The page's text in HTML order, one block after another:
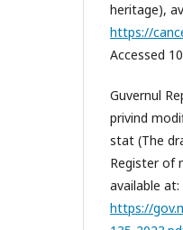
heritage),
https://
Accessed
Guvernul
privind
stat (The
Register of
available at:
https://